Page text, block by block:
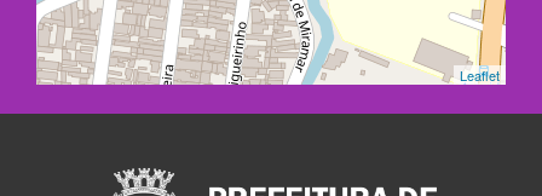
Leaflet